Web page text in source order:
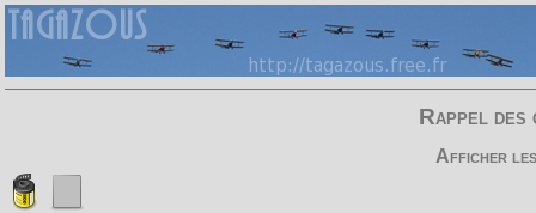
Rappel
Afficher